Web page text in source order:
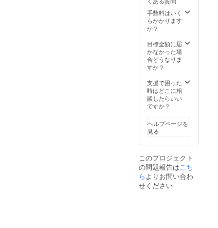
手数料はいく
らかかります
か？
目標金額に届
かなかった場
合どうなりま
すか？
支援で困った
時はどこに相
談したらいい
ですか？
ヘルプページを
見る
このプロジェクト
の問題報告はこち
らよりお問い合わ
せください